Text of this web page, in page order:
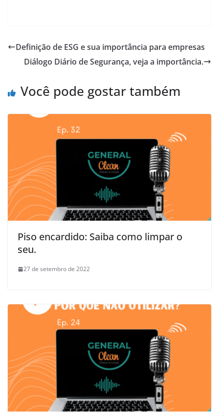
Definição de ESG e sua importância para empresas
Diálogo Diário de Segurança, veja a importância.
Você pode gostar também
Piso encardido: Saiba como limpar o
seu.
27 de setembro de 2022